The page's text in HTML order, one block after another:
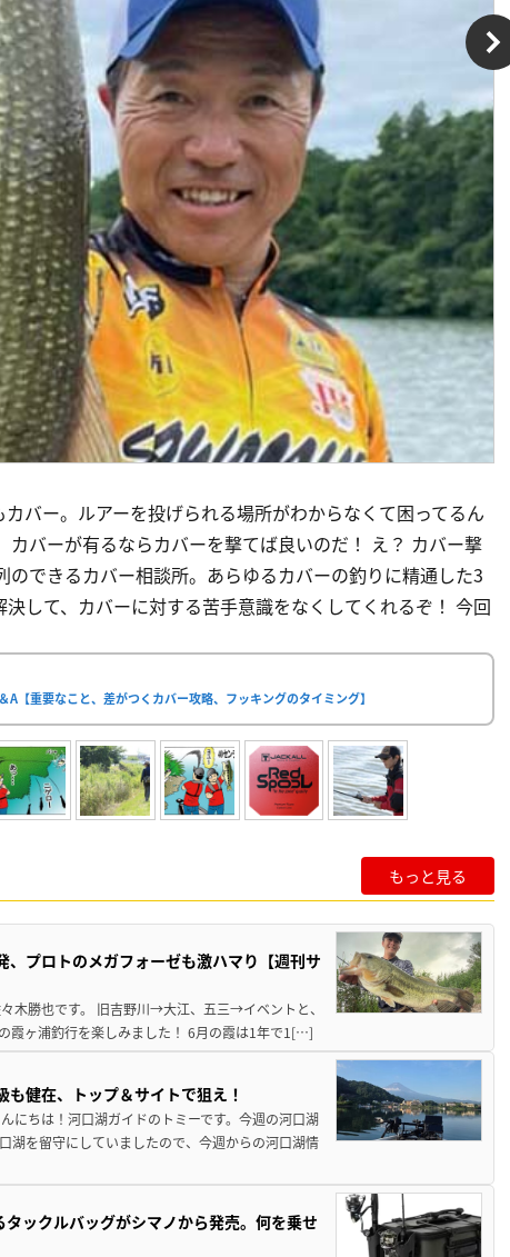
バー。ルアーを投げられる場所がわからなくて困ってるん
バーが有るならカバーを撃てば良いのだ！ え？ カバー撃
できるカバー相談所。あらゆるカバーの釣りに精通した3
して、カバーに対する苦手意識をなくしてくれるぞ！ 今回
【重要なこと、差がつくカバー攻略、フッキングのタイミング】
もっと見る
プロトのメガフォーゼも激ハマり【週刊サ
木勝也です。 旧吉野川→大江、五三→イベントと、
霞ヶ浦釣行を楽しみました！ 6月の霞は1年で1[…]
も健在、トップ＆サイトで狙え！
にちは！河口湖ガイドのトミーです。今週の河口湖
湖を留守にしていましたので、今週からの河口湖情
ックルバッグがシマノから発売。何を乗せ